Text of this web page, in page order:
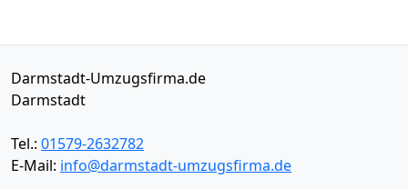
Darmstadt-Umzugsfirma.de
Darmstadt
Tel.: 01579-2632782
E-Mail: info@darmstadt-umzugsfirma.de